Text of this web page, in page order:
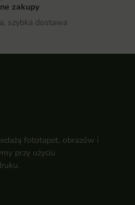
zakupy
szybka dostawa
fototapet, obrazów i
przy użyciu